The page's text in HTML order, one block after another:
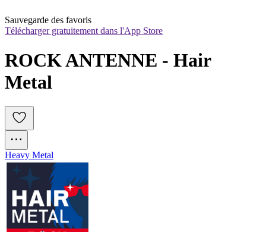
Sauvegarde des favoris
Télécharger gratuitement dans l'App Store
ROCK ANTENNE - Hair
Metal
Heavy Metal